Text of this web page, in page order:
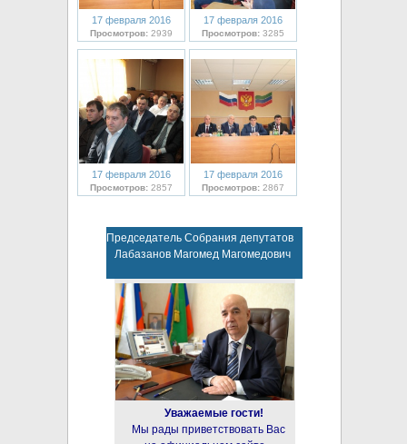
17 февраля 2016
Просмотров: 2939
17 февраля 2016
Просмотров: 3285
17 февраля 2016
Просмотров: 2857
17 февраля 2016
Просмотров: 2867
Председатель Собрания депутатов
Лабазанов Магомед Магомедович
Уважаемые гости!
Мы рады приветствовать Вас